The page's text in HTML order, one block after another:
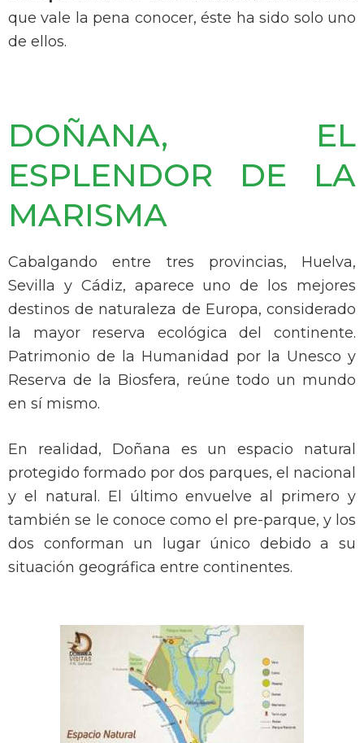
que vale la pena conocer, éste ha sido solo uno
de ellos.
DOÑANA, EL
ESPLENDOR DE LA
MARISMA
Cabalgando entre tres provincias, Huelva,
Sevilla y Cádiz, aparece uno de los mejores
destinos de naturaleza de Europa, considerado
la mayor reserva ecológica del continente.
Patrimonio de la Humanidad por la Unesco y
Reserva de la Biosfera, reúne todo un mundo
en sí mismo.
En realidad, Doñana es un espacio natural
protegido formado por dos parques, el nacional
y el natural. El último envuelve al primero y
también se le conoce como el pre-parque, y los
dos conforman un lugar único debido a su
situación geográfica entre continentes.